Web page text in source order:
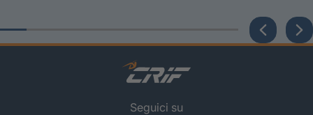
Seguici su